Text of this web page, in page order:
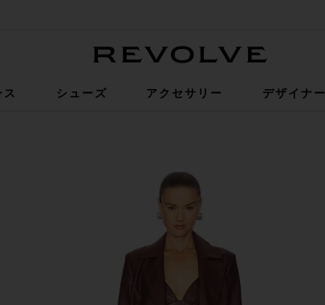
シューズ アクセサリー デザイナー